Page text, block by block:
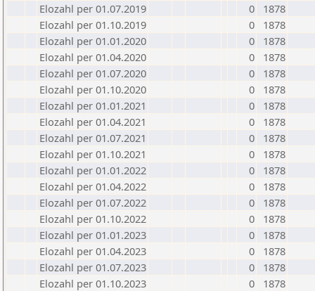
Elozahl per 01.07.2019
0
1878
Elozahl per 01.10.2019
0
1878
Elozahl per 01.01.2020
0
1878
Elozahl per 01.04.2020
0
1878
Elozahl per 01.07.2020
0
1878
Elozahl per 01.10.2020
0
1878
Elozahl per 01.01.2021
0
1878
Elozahl per 01.04.2021
0
1878
Elozahl per 01.07.2021
0
1878
Elozahl per 01.10.2021
0
1878
Elozahl per 01.01.2022
0
1878
Elozahl per 01.04.2022
0
1878
Elozahl per 01.07.2022
0
1878
Elozahl per 01.10.2022
0
1878
Elozahl per 01.01.2023
0
1878
Elozahl per 01.04.2023
0
1878
Elozahl per 01.07.2023
0
1878
Elozahl per 01.10.2023
0
1878